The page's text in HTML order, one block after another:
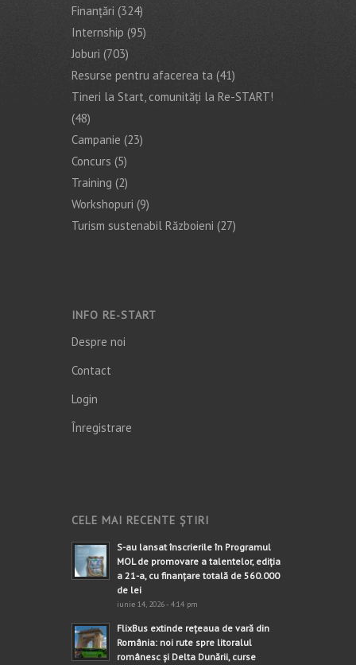
Finanţări (324)
Internship (95)
Joburi (703)
Resurse pentru afacerea ta (41)
Tineri la Start, comunități la Re-START!
(48)
Campanie (23)
Concurs (5)
Training (2)
Workshopuri (9)
Turism sustenabil Războieni (27)
INFO RE-START
Despre noi
Contact
Login
Înregistrare
CELE MAI RECENTE ȘTIRI
S-au lansat înscrierile în Programul
MOL de promovare a talentelor, ediția
a 21-a, cu finanțare totală de 560.000
de lei
iunie 14, 2026 - 4:14 pm
FlixBus extinde rețeaua de vară din
România: noi rute spre litoralul
românesc și Delta Dunării, curse